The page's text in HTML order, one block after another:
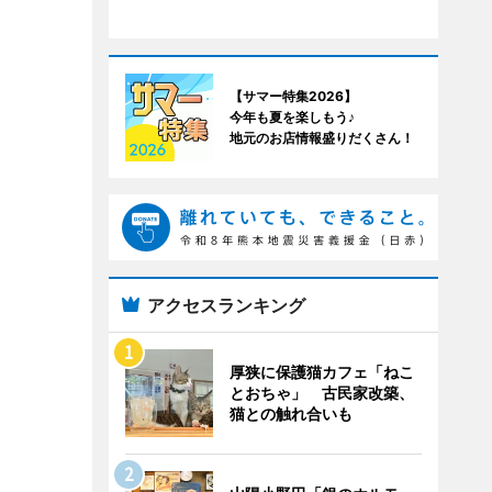
【サマー特集2026】
今年も夏を楽しもう♪
地元のお店情報盛りだくさん！
アクセスランキング
厚狭に保護猫カフェ「ねこ
とおちゃ」 古民家改築、
猫との触れ合いも